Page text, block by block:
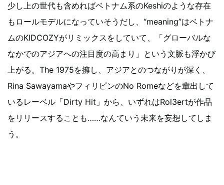
少し上の世代も含めればベトナム系のKeshiのような存在
もロールモデルになっていそうだし、“meaning”はベトナ
ムのKIDCOZYがリミックスをしていて、「グローバルな
なかでのアジアへの注目度の高まり」という文脈も浮かび
上がる。The 1975を擁し、アジアとのつながりが深く、
Rina SawayamaやフィリピンのNo Romeなどを輩出して
いるレーベル「Dirty Hit」から、いずれはRol3ertが作品
をリリースすることも……なんていう未来を妄想してしま
う。